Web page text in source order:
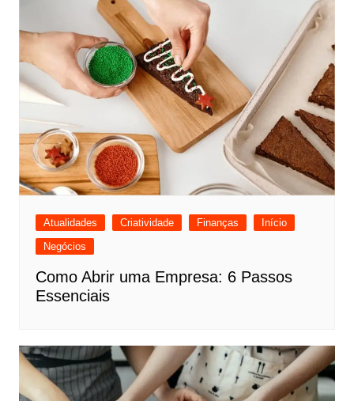
Atualidades Criatividade Finanças
Início
Negócios
Como Abrir uma Empresa: 6 Passos
Essenciais